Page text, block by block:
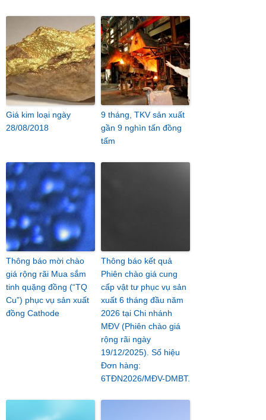
Giá kim loại ngày
28/08/2018
9 tháng, TKV sản xuất
gần 9 nghìn tấn đồng
tấm
Thông báo mời chào
giá rộng rãi Mua sắm
tinh quặng đồng (“TQ
Cu”) phục vụ sản xuất
đồng Cathode
Thông báo kết quả
Phiên chào giá cung
cấp vật tư phục vụ sản
xuất 6 tháng đầu năm
2026 tại Chi nhánh
MĐV (Phiên chào giá
rộng rãi ngày
19/12/2025). Số hiệu
Đơn hàng:
6TĐN2026/MĐV-DMBT.